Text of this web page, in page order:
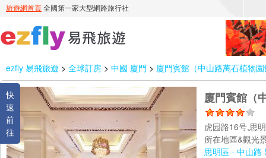
ezfly 易飛旅遊 > 全球訂房 > 中國 廈門 > 廈門賓館（中山路萬石植物
快
速
前
往
廈門賓館（
虎园路16号,思
所在地區&觀光
思明區 - 中山路